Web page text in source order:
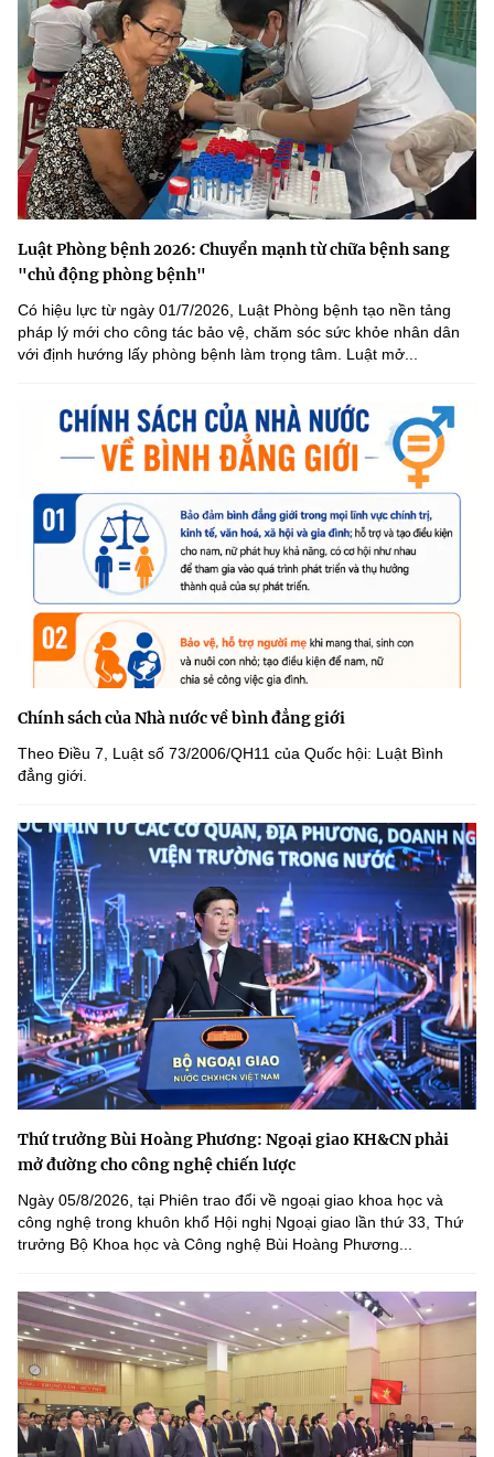
Luật Phòng bệnh 2026: Chuyển mạnh từ chữa bệnh sang
"chủ động phòng bệnh"
Có hiệu lực từ ngày 01/7/2026, Luật Phòng bệnh tạo nền tảng
pháp lý mới cho công tác bảo vệ, chăm sóc sức khỏe nhân dân
với định hướng lấy phòng bệnh làm trọng tâm. Luật mở...
Chính sách của Nhà nước về bình đẳng giới
Theo Điều 7, Luật số 73/2006/QH11 của Quốc hội: Luật Bình
đẳng giới.
Thứ trưởng Bùi Hoàng Phương: Ngoại giao KH&CN phải
mở đường cho công nghệ chiến lược
Ngày 05/8/2026, tại Phiên trao đổi về ngoại giao khoa học và
công nghệ trong khuôn khổ Hội nghị Ngoại giao lần thứ 33, Thứ
trưởng Bộ Khoa học và Công nghệ Bùi Hoàng Phương...